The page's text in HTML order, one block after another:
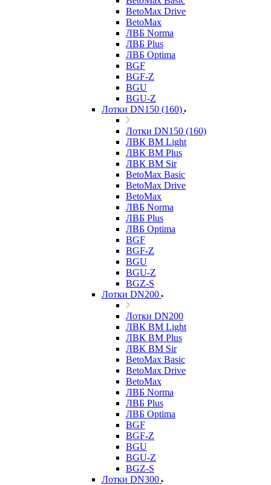
BetoMax Drive
BetoMax
ЛВБ Norma
ЛВБ Plus
ЛВБ Optima
BGF
BGF-Z
BGU
BGU-Z
Лотки DN150 (160)
Лотки DN150 (160)
ЛВК ВМ Light
ЛВК ВМ Plus
ЛВК ВМ Sir
BetoMax Basic
BetoMax Drive
BetoMax
ЛВБ Norma
ЛВБ Plus
ЛВБ Optima
BGF
BGF-Z
BGU
BGU-Z
BGZ-S
Лотки DN200
Лотки DN200
ЛВК ВМ Light
ЛВК ВМ Plus
ЛВК ВМ Sir
BetoMax Basic
BetoMax Drive
BetoMax
ЛВБ Norma
ЛВБ Plus
ЛВБ Optima
BGF
BGF-Z
BGU
BGU-Z
BGZ-S
Лотки DN300